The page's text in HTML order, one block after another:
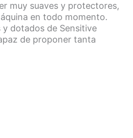
muy suaves y protectores,
en todo momento.
dotados de Sensitive
de proponer tanta